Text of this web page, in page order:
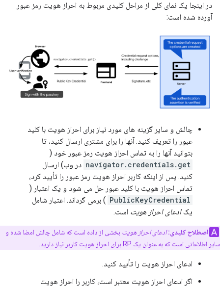
در اینجا یک نمای کلی از مراحل کلیدی مربوط به احراز هویت رمز عبور
آورده شده است:
چالش و سایر گزینه های مورد نیاز برای احراز هویت با کلید
عبور را تعریف کنید. آنها را برای مشتری ارسال کنید، تا
بتوانید آنها را به تماس احراز هویت رمز عبور خود (
navigator.credentials.get در وب) ارسال
کنید. پس از اینکه کاربر احراز هویت رمز عبور را تأیید کرد،
تماس احراز هویت با کلید عبور حل می شود و یک اعتبار (
PublicKeyCredential ) برمی گرداند. اعتبار شامل
یکادعای احراز هویت است.
اصطلاح کلیدی: ادعای احراز هویت بخشی از داده است که شامل چالش امضا شده و
سایر اطلاعاتی است که به عنوان یک RP برای احراز هویت کاربر نیاز دارید.
ادعای احراز هویت را تأیید کنید.
اگر ادعای احراز هویت معتبر است، کاربر را احراز هویت